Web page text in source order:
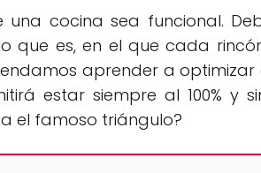
una cocina sea funcional.
que es, en el que cada
aprender a
estar siempre al 100% y
el famoso triángulo?